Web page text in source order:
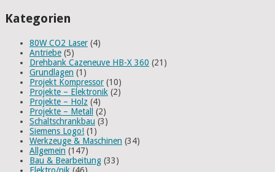
Kategorien
80W CO2 Laser (4)
Antriebe (5)
Drehbank Cazeneuve HB-X 360 (21)
Grundlagen (1)
Projekt Kompressor (10)
Projekte – Elektronik (2)
Projekte – Holz (4)
Projekte – Metall
(2)
Schaltschrankbau (3)
Siemens Logo! (1)
Werkzeuge & Maschinen (34)
Allgemein (147)
Bau & Bearbeitung (33)